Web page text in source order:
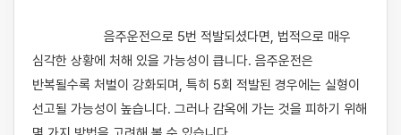
심각한 상황에 처해 있을 가능성이 큽니다. 음주운전은
반복될수록 처벌이 강화되며, 특히 5회 적발된 경우에는 실형이
선고될 가능성이 높습니다. 그러나 감옥에 가는 것을 피하기 위해